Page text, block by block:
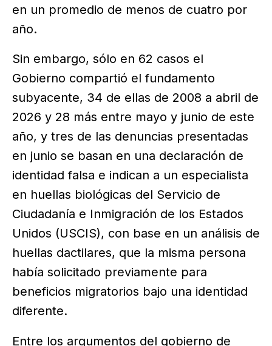
en un promedio de menos de cuatro por
año.
Sin embargo, sólo en 62 casos el
Gobierno compartió el fundamento
subyacente, 34 de ellas de 2008 a abril de
2026 y 28 más entre mayo y junio de este
año, y tres de las denuncias presentadas
en junio se basan en una declaración de
identidad falsa e indican a un especialista
en huellas biológicas del Servicio de
Ciudadanía e Inmigración de los Estados
Unidos (USCIS), con base en un análisis de
huellas dactilares, que la misma persona
había solicitado previamente para
beneficios migratorios bajo una identidad
diferente.
Entre los argumentos del gobierno de